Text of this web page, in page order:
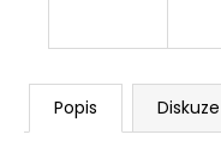
Popis Diskuze